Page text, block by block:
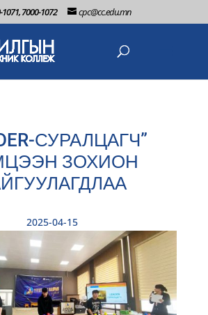
1071, 7000-1072 cpc@cc.edu.mn
СУРАЛЦАГЧ”
ЗОХИОН
2025-04-15